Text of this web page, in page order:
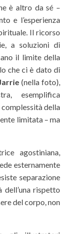
è altro da sé –
e l’esperienza
Il ricorso
a soluzioni di
il limite della
che ci è dato di
(nella foto),
esemplifica
della
limitata – ma
agostiniana,
esternamente
separazione
rispetto
del corpo, non